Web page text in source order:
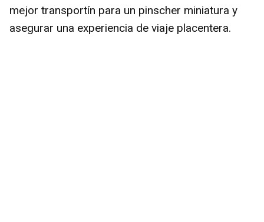
mejor transportín para un pinscher miniatura y
asegurar una experiencia de viaje placentera.